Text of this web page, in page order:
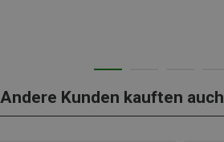
Andere Kunden kauften auch